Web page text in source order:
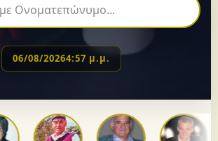
06/08/20264:57 μ.μ.